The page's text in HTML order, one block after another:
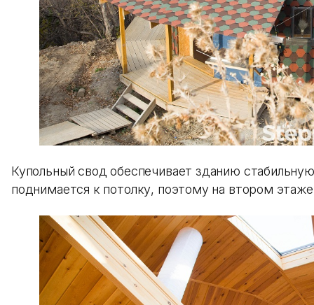
Купольный свод обеспечивает зданию
поднимается к потолку, поэтому на втором